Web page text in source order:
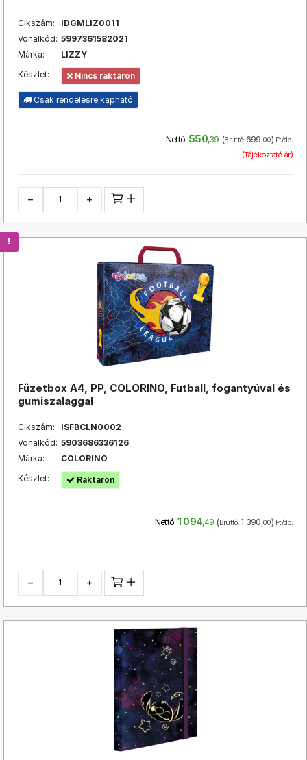
Cikszám:
IDGMLIZ0011
Vonalkód: 5997361582021
Márka:
LIZZY
Készlet:
Nincs raktáron
Csak rendelésre kapható
Nettó: 550,39 (Bruttó: 699,00) Ft/db.
(Tájékoztató ár)
− +
Füzetbox A4, PP, COLORINO, Futball, fogantyúval és
gumiszalaggal
Cikszám:
ISFBCLN0002
Vonalkód: 5903686336126
Márka:
COLORINO
Készlet:
Raktáron
Nettó: 1 094,49 (Bruttó:1 390,00) Ft/db.
− +